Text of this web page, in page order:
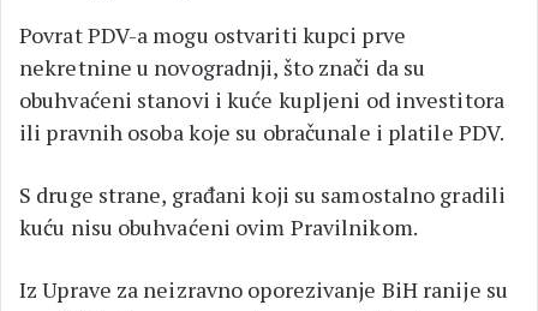
Povrat PDV-a mogu ostvariti kupci prve
nekretnine u novogradnji, što znači da su
obuhvaćeni stanovi i kuće kupljeni od investitora
ili pravnih osoba koje su obračunale i platile PDV.
S druge strane, građani koji su samostalno gradili
kuću nisu obuhvaćeni ovim Pravilnikom.
Iz Uprave za neizravno oporezivanje BiH ranije su